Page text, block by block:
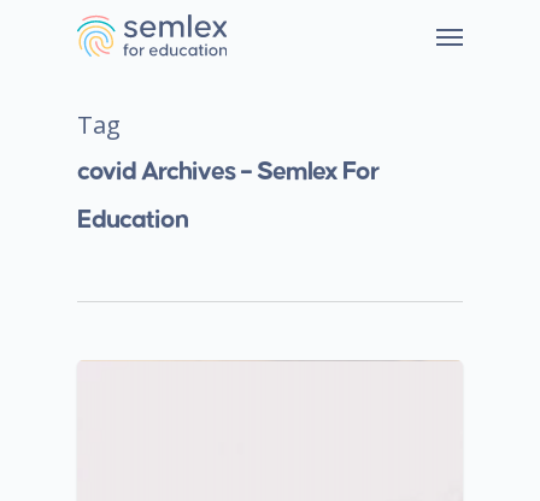
Tag
covid Archives – Semlex For
Education